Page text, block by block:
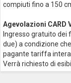
compiuti fino a 150
Agevolazioni CARD
Ingresso gratuito dei
due) a condizione
pagante tariffa intera
Verrà richiesto di